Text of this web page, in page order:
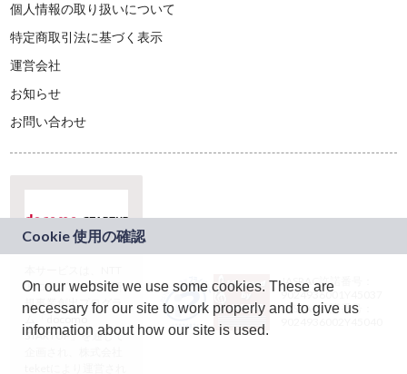
個人情報の取り扱いについて
特定商取引法に基づく表示
運営会社
お知らせ
お問い合わせ
ドコモグループの新
規事業創出プログラ
ム「docomo
STARTUP」を通じて
JASRAC許諾番号：
9024936001Y45037
JASRAC許諾番号：
On our website we use some cookies. These are
necessary for our site to work properly and to give us
information about how our site is used.